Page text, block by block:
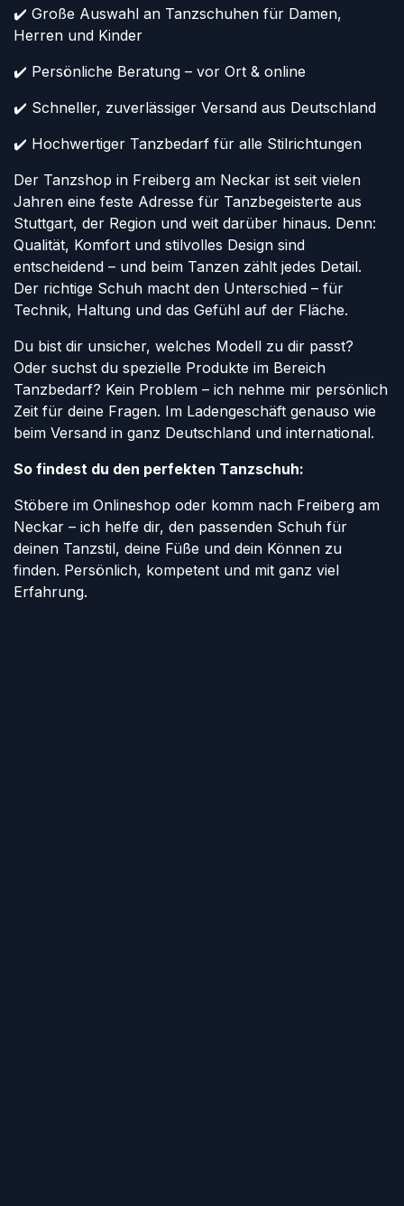
✔️ Große Auswahl an Tanzschuhen für Damen,
Herren und Kinder
✔️ Persönliche Beratung – vor Ort & online
✔️ Schneller, zuverlässiger Versand aus Deutschland
✔️ Hochwertiger Tanzbedarf für alle Stilrichtungen
Der Tanzshop in Freiberg am Neckar ist seit vielen
Jahren eine feste Adresse für Tanzbegeisterte aus
Stuttgart, der Region und weit darüber hinaus. Denn:
Qualität, Komfort und stilvolles Design sind
entscheidend – und beim Tanzen zählt jedes Detail.
Der richtige Schuh macht den Unterschied – für
Technik, Haltung und das Gefühl auf der Fläche.
Du bist dir unsicher, welches Modell zu dir passt?
Oder suchst du spezielle Produkte im Bereich
Tanzbedarf? Kein Problem – ich nehme mir persönlich
Zeit für deine Fragen. Im Ladengeschäft genauso wie
beim Versand in ganz Deutschland und international.
So findest du den perfekten Tanzschuh:
Stöbere im Onlineshop oder komm nach Freiberg am
Neckar – ich helfe dir, den passenden Schuh für
deinen Tanzstil, deine Füße und dein Können zu
finden. Persönlich, kompetent und mit ganz viel
Erfahrung.